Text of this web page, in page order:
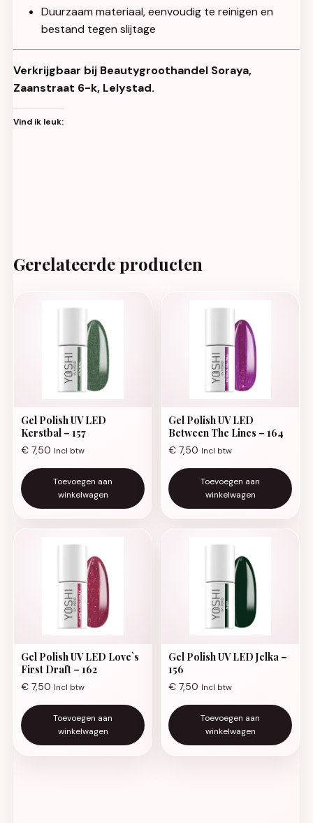
Duurzaam materiaal, eenvoudig te reinigen en
bestand tegen slijtage
Verkrijgbaar bij Beautygroothandel Soraya,
Zaanstraat 6-k, Lelystad.
Vind ik leuk:
Gerelateerde producten
Gel Polish UV LED
Kerstbal – 157
€ 7,50 Incl btw
Toevoegen aan
winkelwagen
Gel Polish UV LED
Between The Lines – 164
€ 7,50 Incl btw
Toevoegen aan
winkelwagen
Gel Polish UV LED Love`s
First Draft – 162
€ 7,50 Incl btw
Toevoegen aan
winkelwagen
Gel Polish UV LED Jelka –
156
€ 7,50 Incl btw
Toevoegen aan
winkelwagen